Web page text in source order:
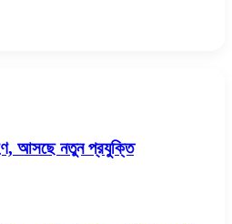
আসছে নতুন প্রযুক্তি